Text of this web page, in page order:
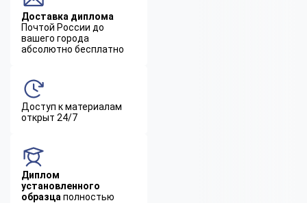
Доставка диплома
Почтой России до
вашего города
абсолютно бесплатно
Доступ к материалам
открыт 24/7
Диплом
установленного
образца полностью